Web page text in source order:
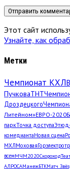
Этот сайт
Узнайте, как
Метки
Чемпионат КХЛ
ПучковаТНТ
Дроздецкого
Литейном»ЕВРО-2020
паркТочка доступа
комедиантаНовая сцена
МХЛМоховая
всемМЧМ2020Скороход
АЛРОСАМанежБТКМатч